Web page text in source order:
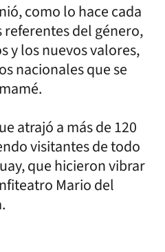
como lo hace cada
del género,
y los nuevos valores,
nacionales que se
atrajó a más de 120
visitantes de todo
que hicieron vibrar
Mario del